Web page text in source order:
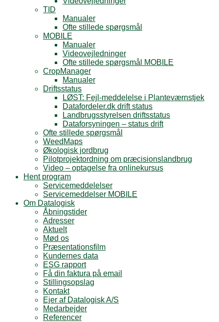
TID
Manualer
Ofte stillede spørgsmål
MOBILE
Manualer
Videovejledninger
Ofte stillede spørgsmål MOBILE
CropManager
Manualer
Driftsstatus
LØST: Fejl-meddelelse i Planteværnstjek
Datafordeler.dk drift status
Landbrugsstyrelsen driftsstatus
Dataforsyningen – status drift
Ofte stillede spørgsmål
WeedMaps
Økologisk jordbrug
Pilotprojektordning om præcisionslandbrug
Video – optagelse fra onlinekursus
Hent program
Servicemeddelelser
Servicemeddelser MOBILE
Om Datalogisk
Åbningstider
Adresser
Aktuelt
Mød os
Præsentationsfilm
Kundernes data
ESG rapport
Få din faktura på email
Stillingsopslag
Kontakt
Ejer af Datalogisk A/S
Medarbejder
Referencer